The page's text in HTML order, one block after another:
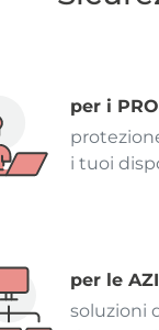
per i
i tuoi
per le
soluzioni